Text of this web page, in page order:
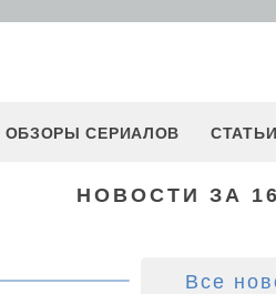
ОБЗОРЫ СЕРИАЛОВ СТАТЬИ
НОВОСТИ ЗА
Все